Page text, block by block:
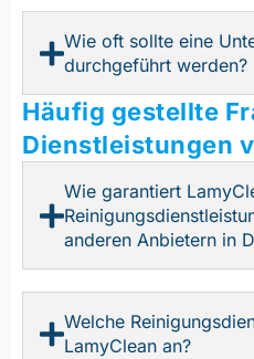
Wie oft sollte eine
durchgeführt werden?
Häufig gestellte
Dienstleistungen
Wie garantiert
anderen Anbietern in
Welche
LamyClean an?